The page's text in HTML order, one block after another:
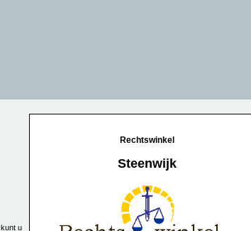
Rechtswinkel
Steenwijk
u